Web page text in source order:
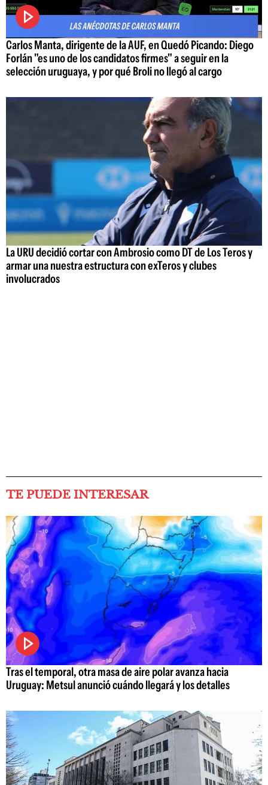
Carlos Manta, dirigente de la AUF, en Quedó Picando: Diego
Forlán "es uno de los candidatos firmes" a seguir en la
selección uruguaya, y por qué Broli no llegó al cargo
La URU decidió cortar con Ambrosio como DT de Los Teros y
armar una nuestra estructura con exTeros y clubes
involucrados
TE PUEDE INTERESAR
Tras el temporal, otra masa de aire polar avanza hacia
Uruguay: Metsul anunció cuándo llegará y los detalles